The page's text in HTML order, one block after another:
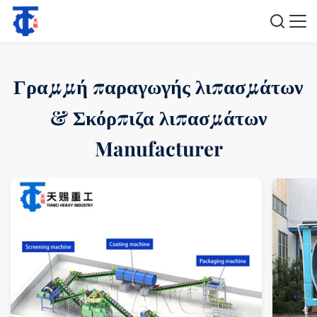
Γραμμή παραγωγής λιπασμάτων
& Σκόρπιζα λιπασμάτων
Manufacturer